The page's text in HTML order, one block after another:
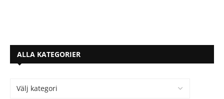
ALLA KATEGORIER